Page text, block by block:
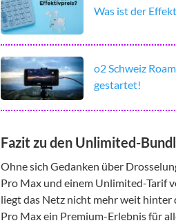
Was ist der
o2 Schweiz
gestartet!
Fazit zu den Unlimited-
Ohne sich Gedanken über
Pro Max und einem Unlimited-Tarif
liegt das Netz nicht mehr weit
Pro Max ein Premium-Erlebnis für